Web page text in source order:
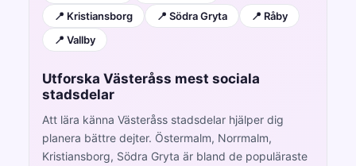
📍 Kristiansborg
📍 Södra Gryta
📍 Råby
📍 Vallby
Utforska Västeråss mest sociala
stadsdelar
Att lära känna Västeråss stadsdelar hjälper dig
planera bättre dejter. Östermalm, Norrmalm,
Kristiansborg, Södra Gryta är bland de populäraste